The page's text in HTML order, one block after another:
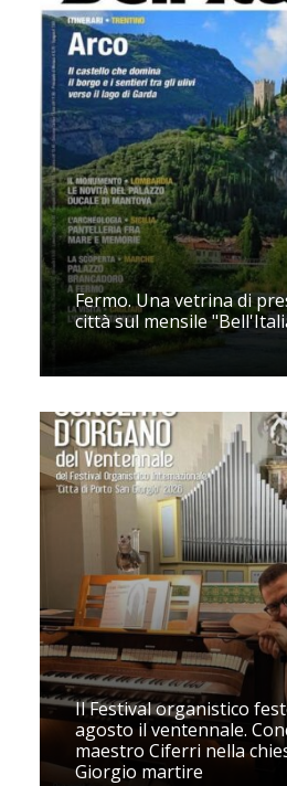
Fermo. Una vetrina di
città sul mensile
Il Festival organistico
agosto il ventennale.
maestro Ciferri nella
Giorgio martire